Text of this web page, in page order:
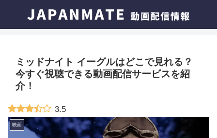
ミッドナイト イーグルはどこで見れる？
今すぐ視聴できる動画配信サービスを紹
介！
3.5
映画